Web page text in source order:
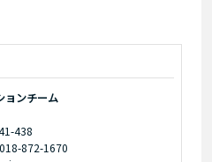
ョンチーム
438
872-1670